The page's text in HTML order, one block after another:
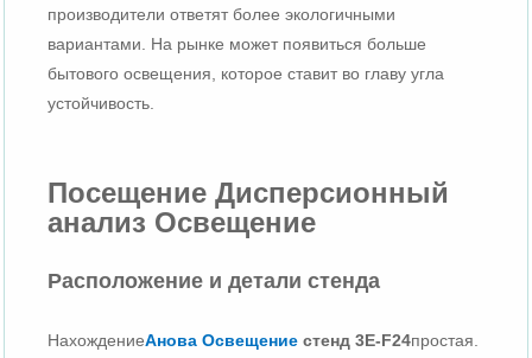
производители ответят более экологичными
вариантами. На рынке может появиться больше
бытового освещения, которое ставит во главу угла
устойчивость.
Посещение Дисперсионный
анализ Освещение
Расположение и детали стенда
НахождениеАнова Освещение стенд 3E-F24простая.